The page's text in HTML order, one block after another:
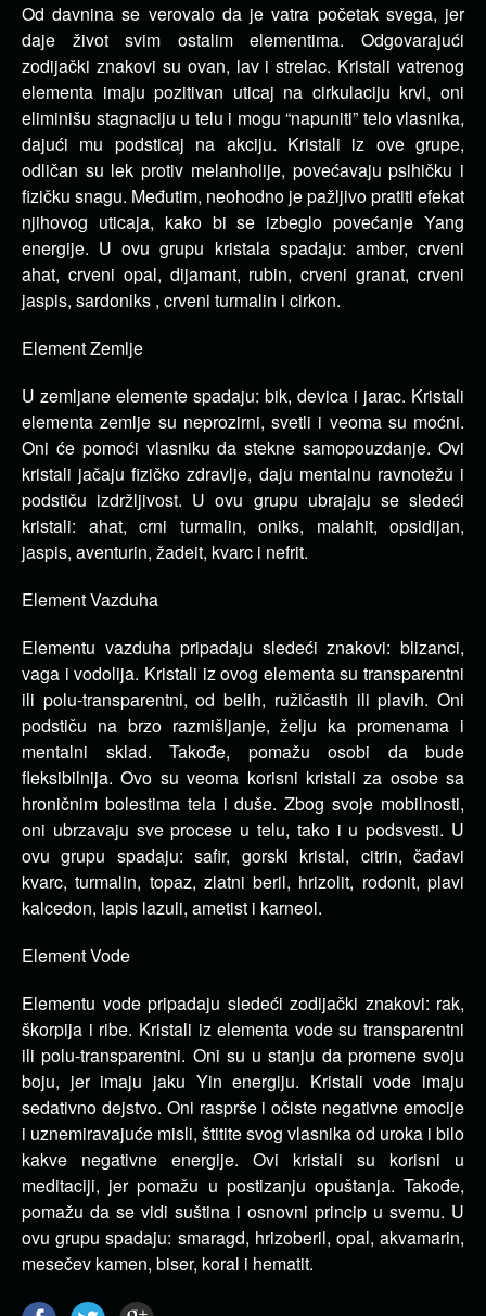
Od davnina se verovalo da je vatra početak svega, jer
daje život svim ostalim elementima. Odgovarajući
zodijački znakovi su ovan, lav i strelac. Kristali vatrenog
elementa imaju pozitivan uticaj na cirkulaciju krvi, oni
eliminišu stagnaciju u telu i mogu “napuniti” telo vlasnika,
dajući mu podsticaj na akciju. Kristali iz ove grupe,
odličan su lek protiv melanholije, povećavaju psihičku i
fizičku snagu. Međutim, neohodno je pažljivo pratiti efekat
njihovog uticaja, kako bi se izbeglo povećanje Yang
energije. U ovu grupu kristala spadaju: amber, crveni
ahat, crveni opal, dijamant, rubin, crveni granat, crveni
jaspis, sardoniks , crveni turmalin i cirkon.
Element Zemlje
U zemljane elemente spadaju: bik, devica i jarac. Kristali
elementa zemlje su neprozirni, svetli i veoma su moćni.
Oni će pomoći vlasniku da stekne samopouzdanje. Ovi
kristali jačaju fizičko zdravlje, daju mentalnu ravnotežu i
podstiču izdržljivost. U ovu grupu ubrajaju se sledeći
kristali: ahat, crni turmalin, oniks, malahit, opsidijan,
jaspis, aventurin, žadeit, kvarc i nefrit.
Element Vazduha
Elementu vazduha pripadaju sledeći znakovi: blizanci,
vaga i vodolija. Kristali iz ovog elementa su transparentni
ili polu-transparentni, od belih, ružičastih ili plavih. Oni
podstiču na brzo razmišljanje, želju ka promenama i
mentalni sklad. Takođe, pomažu osobi da bude
fleksibilnija. Ovo su veoma korisni kristali za osobe sa
hroničnim bolestima tela i duše. Zbog svoje mobilnosti,
oni ubrzavaju sve procese u telu, tako i u podsvesti. U
ovu grupu spadaju: safir, gorski kristal, citrin, čađavi
kvarc, turmalin, topaz, zlatni beril, hrizolit, rodonit, plavi
kalcedon, lapis lazuli, ametist i karneol.
Element Vode
Elementu vode pripadaju sledeći zodijački znakovi: rak,
škorpija i ribe. Kristali iz elementa vode su transparentni
ili polu-transparentni. Oni su u stanju da promene svoju
boju, jer imaju jaku Yin energiju. Kristali vode imaju
sedativno dejstvo. Oni rasprše i očiste negativne emocije
i uznemiravajuće misli, štitite svog vlasnika od uroka i bilo
kakve negativne energije. Ovi kristali su korisni u
meditaciji, jer pomažu u postizanju opuštanja. Takođe,
pomažu da se vidi suština i osnovni princip u svemu. U
ovu grupu spadaju: smaragd, hrizoberil, opal, akvamarin,
mesečev kamen, biser, koral i hematit.